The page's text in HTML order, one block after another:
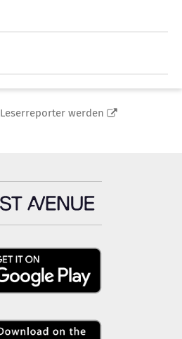
Leserreporter werden